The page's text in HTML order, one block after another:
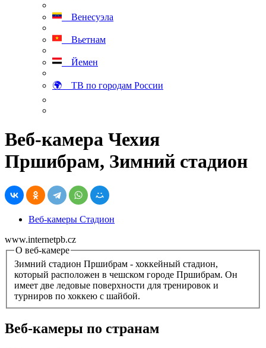
Венесуэла
Вьетнам
Йемен
🌍 ТВ по городам России
Веб-камера Чехия
Пршибрам, Зимний стадион
Веб-камеры Стадион
www.internetpb.cz
О веб-камере
Зимний стадион Пршибрам - хоккейный стадион,
который расположен в чешском городе Пршибрам. Он
имеет две ледовые поверхности для тренировок и
турниров по хоккею с шайбой.
Веб-камеры по странам